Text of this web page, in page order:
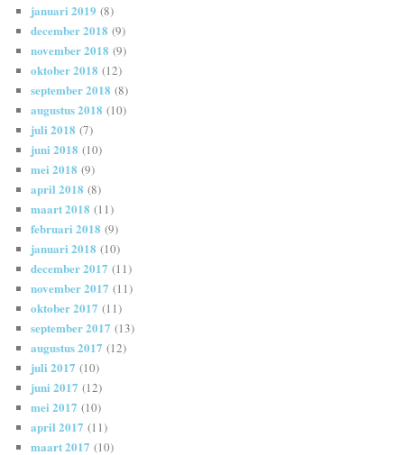
januari 2019 (8)
december 2018 (9)
november 2018 (9)
oktober 2018 (12)
september 2018 (8)
augustus 2018 (10)
juli 2018 (7)
juni 2018 (10)
mei 2018 (9)
april 2018 (8)
maart 2018 (11)
februari 2018 (9)
januari 2018 (10)
december 2017 (11)
november 2017 (11)
oktober 2017 (11)
september 2017 (13)
augustus 2017 (12)
juli 2017 (10)
juni 2017 (12)
mei 2017 (10)
april 2017 (11)
maart 2017 (10)